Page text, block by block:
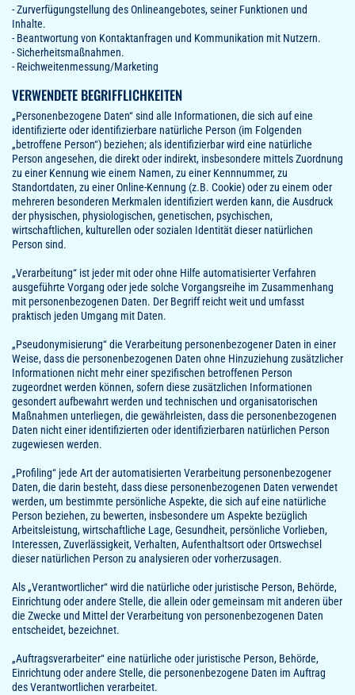
- Zurverfügungstellung des Onlineangebotes, seiner Funktionen und
Inhalte.
- Beantwortung von Kontaktanfragen und Kommunikation mit Nutzern.
- Sicherheitsmaßnahmen.
- Reichweitenmessung/Marketing
VERWENDETE BEGRIFFLICHKEITEN
„Personenbezogene Daten“ sind alle Informationen, die sich auf eine
identifizierte oder identifizierbare natürliche Person (im Folgenden
„betroffene Person“) beziehen; als identifizierbar wird eine natürliche
Person angesehen, die direkt oder indirekt, insbesondere mittels Zuordnung
zu einer Kennung wie einem Namen, zu einer Kennnummer, zu
Standortdaten, zu einer Online-Kennung (z.B. Cookie) oder zu einem oder
mehreren besonderen Merkmalen identifiziert werden kann, die Ausdruck
der physischen, physiologischen, genetischen, psychischen,
wirtschaftlichen, kulturellen oder sozialen Identität dieser natürlichen
Person sind.
„Verarbeitung“ ist jeder mit oder ohne Hilfe automatisierter Verfahren
ausgeführte Vorgang oder jede solche Vorgangsreihe im Zusammenhang
mit personenbezogenen Daten. Der Begriff reicht weit und umfasst
praktisch jeden Umgang mit Daten.
„Pseudonymisierung“ die Verarbeitung personenbezogener Daten in einer
Weise, dass die personenbezogenen Daten ohne Hinzuziehung zusätzlicher
Informationen nicht mehr einer spezifischen betroffenen Person
zugeordnet werden können, sofern diese zusätzlichen Informationen
gesondert aufbewahrt werden und technischen und organisatorischen
Maßnahmen unterliegen, die gewährleisten, dass die personenbezogenen
Daten nicht einer identifizierten oder identifizierbaren natürlichen Person
zugewiesen werden.
„Profiling“ jede Art der automatisierten Verarbeitung personenbezogener
Daten, die darin besteht, dass diese personenbezogenen Daten verwendet
werden, um bestimmte persönliche Aspekte, die sich auf eine natürliche
Person beziehen, zu bewerten, insbesondere um Aspekte bezüglich
Arbeitsleistung, wirtschaftliche Lage, Gesundheit, persönliche Vorlieben,
Interessen, Zuverlässigkeit, Verhalten, Aufenthaltsort oder Ortswechsel
dieser natürlichen Person zu analysieren oder vorherzusagen.
Als „Verantwortlicher“ wird die natürliche oder juristische Person, Behörde,
Einrichtung oder andere Stelle, die allein oder gemeinsam mit anderen über
die Zwecke und Mittel der Verarbeitung von personenbezogenen Daten
entscheidet, bezeichnet.
„Auftragsverarbeiter“ eine natürliche oder juristische Person, Behörde,
Einrichtung oder andere Stelle, die personenbezogene Daten im Auftrag
des Verantwortlichen verarbeitet.